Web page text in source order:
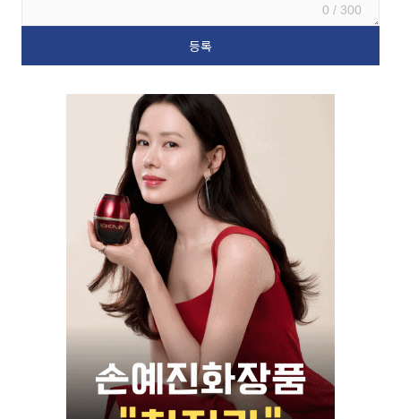
0 / 300